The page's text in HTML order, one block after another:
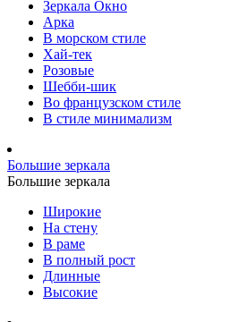
Зеркала Окно
Арка
В морском стиле
Хай-тек
Розовые
Шебби-шик
Во французском стиле
В стиле минимализм
Большие зеркала
Большие зеркала
Широкие
На стену
В раме
В полный рост
Длинные
Высокие